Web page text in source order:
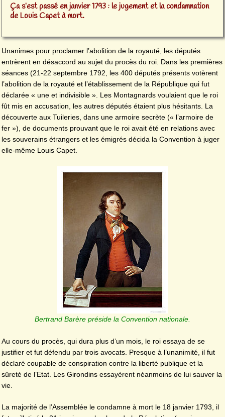
Ça s’est passé en janvier 1793 : le jugement et la condamnation
de Louis Capet à mort.
Unanimes pour proclamer l’abolition de la royauté, les députés
entrèrent en désaccord au sujet du procès du roi. Dans les premières
séances (21-22 septembre 1792, les 400 députés présents votèrent
l’abolition de la royauté et l’établissement de la République qui fut
déclarée « une et indivisible ». Les Montagnards voulaient que le roi
fût mis en accusation, les autres députés étaient plus hésitants. La
découverte aux Tuileries, dans une armoire secrète (« l’armoire de
fer »), de documents prouvant que le roi avait été en relations avec
les souverains étrangers et les émigrés décida la Convention à juger
elle-même Louis Capet.
Bertrand Barère préside la Convention nationale.
Au cours du procès, qui dura plus d’un mois, le roi essaya de se
justifier et fut défendu par trois avocats. Presque à l’unanimité, il fut
déclaré coupable de conspiration contre la liberté publique et la
sûreté de l’Etat. Les Girondins essayèrent néanmoins de lui sauver la
vie.
La majorité de l’Assemblée le condamne à mort le 18 janvier 1793, il